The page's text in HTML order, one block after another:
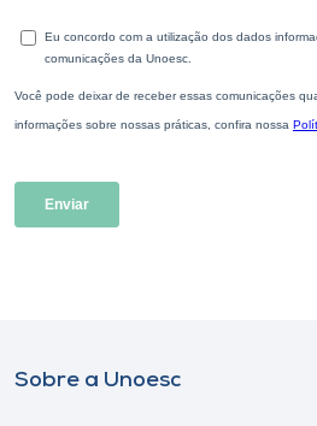
Sobre a Unoesc